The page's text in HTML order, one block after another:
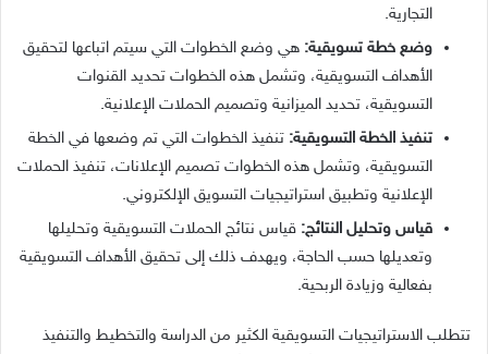
التجارية.
وضع خطة تسويقية: هي وضع الخطوات التي سيتم اتباعها لتحقيق
الأهداف التسويقية، وتشمل هذه الخطوات تحديد القنوات
التسويقية، تحديد الميزانية وتصميم الحملات الإعلانية.
تنفيذ الخطة التسويقية: تنفيذ الخطوات التي تم وضعها في الخطة
التسويقية، وتشمل هذه الخطوات تصميم الإعلانات، تنفيذ الحملات
الإعلانية وتطبيق استراتيجيات التسويق الإلكتروني.
قياس وتحليل النتائج: قياس نتائج الحملات التسويقية وتحليلها
وتعديلها حسب الحاجة، ويهدف ذلك إلى تحقيق الأهداف التسويقية
بفعالية وزيادة الربحية.
تتطلب الاستراتيجيات التسويقية الكثير من الدراسة والتخطيط والتنفيذ